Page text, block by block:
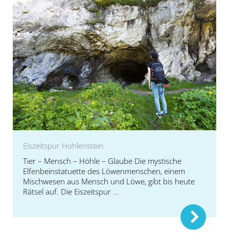
Eiszeitspur Hohlenstein
Tier – Mensch – Höhle – Glaube Die mystische
Elfenbeinstatuette des Löwenmenschen, einem
Mischwesen aus Mensch und Löwe, gibt bis heute
Rätsel auf. Die Eiszeitspur ...